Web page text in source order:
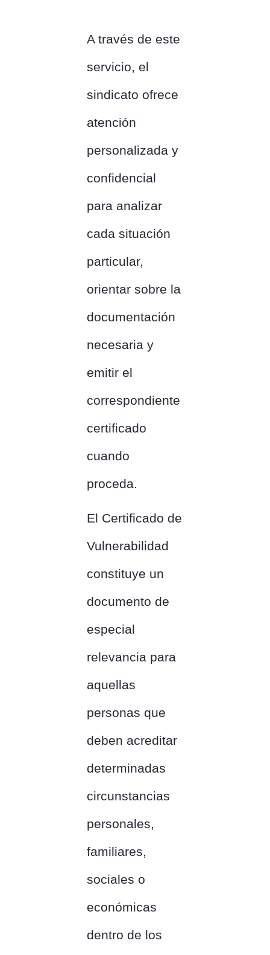
A través de este
servicio, el
sindicato ofrece
atención
personalizada y
confidencial
para analizar
cada situación
particular,
orientar sobre la
documentación
necesaria y
emitir el
correspondiente
certificado
cuando
proceda.
El Certificado de
Vulnerabilidad
constituye un
documento de
especial
relevancia para
aquellas
personas que
deben acreditar
determinadas
circunstancias
personales,
familiares,
sociales o
económicas
dentro de los